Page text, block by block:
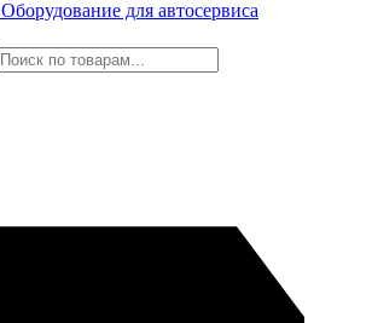
Оборудование для автосервиса